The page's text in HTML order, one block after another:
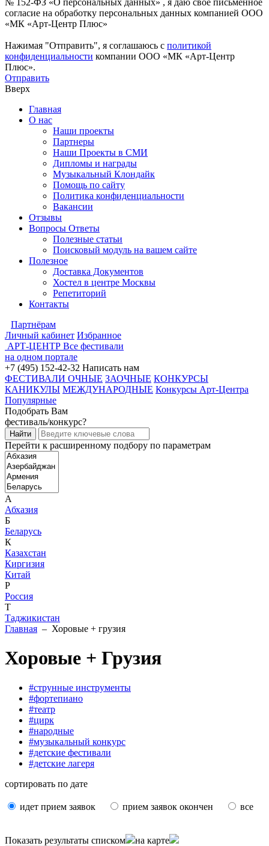
№ 152-ФЗ «О персональных данных» , я даю свое письменное
согласие на обработку персональных данных компанией ООО
«МК «Арт-Центр Плюс»
Нажимая "Отправить", я соглашаюсь с политикой
конфиденциальности компании ООО «МК «Арт-Центр
Плюс».
Отправить
Вверх
Главная
О нас
Наши проекты
Партнеры
Наши Проекты в СМИ
Дипломы и награды
Музыкальный Клондайк
Помощь по сайту
Политика конфиденциальности
Вакансии
Отзывы
Вопросы Ответы
Полезные статьи
Поисковый модуль на вашем сайте
Полезное
Доставка Документов
Хостел в центре Москвы
Репетиторий
Контакты
Партнёрам
Личный кабинет Избранное
АРТ-ЦЕНТР Все фестивали
на одном портале
+7 (495) 152-42-32 Написать нам
ФЕСТИВАЛИ ОЧНЫЕ ЗАОЧНЫЕ КОНКУРСЫ
КАНИКУЛЫ МЕЖДУНАРОДНЫЕ Конкурсы Арт-Центра
Популярные
Подобрать Вам
фестиваль/конкурс?
Перейти к расширенному подбору по параметрам
А
Абхазия
Б
Беларусь
К
Казахстан
Киргизия
Китай
Р
Россия
Т
Таджикистан
Главная – Хоровые + грузия
Хоровые + Грузия
#струнные инструменты
#фортепиано
#театр
#цирк
#народные
#музыкальный конкурс
#детские фестивали
#детские лагеря
сортировать по дате
идет прием заявок прием заявок окончен все
Показать результаты списком на карте